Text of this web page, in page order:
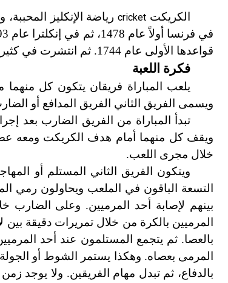
الكريكت cricketرياضة الإنكليز
قواعدها الأولى عام 1744. ثم انتشرت في كثير من دول العالم، ولها بطولاتها الداخلية والخارجية.
فكرة اللعبة
ويسمى الفريق الثاني الفريق المدافع أو
تبدأ المباراة من الفريق الضارب بعد
ويقف كل منهما أمام هدف الكريكت ومعه
خلال مجرى اللعب.
ويتكون الفريق الثاني المستلم أو
التسعة الباقون في الملعب ويحاولون رمي
بينهم لإصابة أحد المرميين. وعلى الضارب
المرميين بالكرة من خلال تمريرات دقيقة
بالعصا. ثم يتجمع المستلمون عند أحد
المرمى بعصاه. وهكذا يستمر الشوط أو الجولة الأولى حتى يخرج 10 من 11 من
بالدفاع، ثم تبدل مهام الفريقين. ولا يوجد